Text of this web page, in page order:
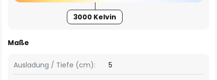
3000 Kelvin
Maße
Ausladung / Tiefe (cm): 5